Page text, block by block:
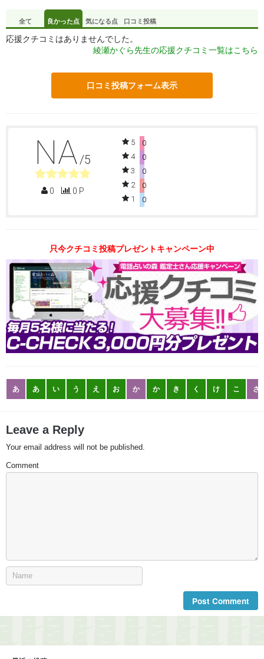
全て 良かった点 気になる点 口コミ投稿
応援クチコミはありませんでした。
綾瀬かぐら先生の応援クチコミ一覧はこちら
口コミ投稿フォーム表示
NA /5
0 0 P
5
0
4
0
3
0
2
0
1
0
只今クチコミ投稿プレゼントキャンペーン中
あ あ い う え お か か き く け こ さ
Leave a Reply
Your email address will not be published.
Comment